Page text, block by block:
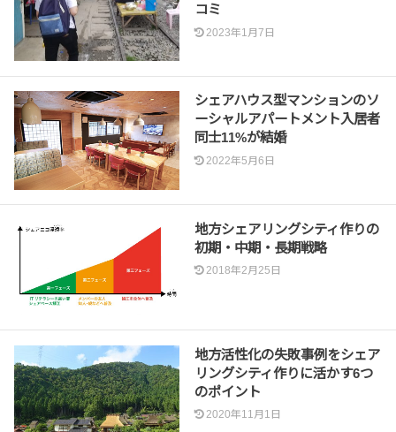
コミ
2023年1月7日
シェアハウス型マンションのソ
ーシャルアパートメント入居者
同士11%が結婚
2022年5月6日
地方シェアリングシティ作りの
初期・中期・長期戦略
2018年2月25日
地方活性化の失敗事例をシェア
リングシティ作りに活かす6つ
のポイント
2020年11月1日